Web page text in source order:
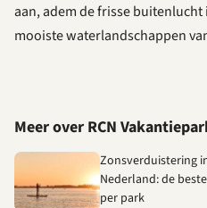
aan, adem de frisse
mooiste waterlandschappen
Meer over RCN
Zonsverduistering
Nederland: de
per park